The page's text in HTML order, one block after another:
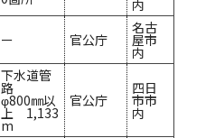
内
ー 官公庁
名古
屋市
内
下水道管
路
φ800㎜以
上 1,133
m
官公庁
四日
市市
内